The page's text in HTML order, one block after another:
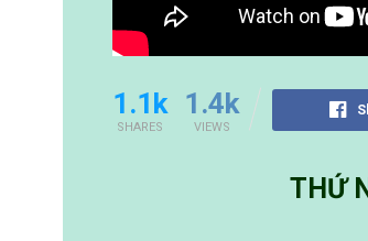
1.1k
SHARES
1.4k
VIEWS
THỨ